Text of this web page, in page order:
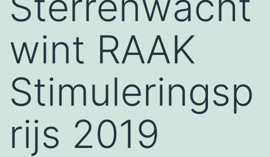
wint RAAK
Stimuleringsp
rijs 2019